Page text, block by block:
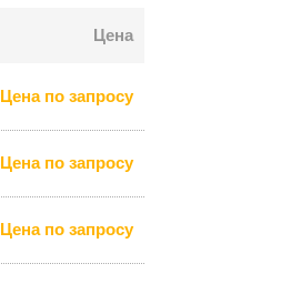
Цена
Цена по запросу
Цена по запросу
Цена по запросу